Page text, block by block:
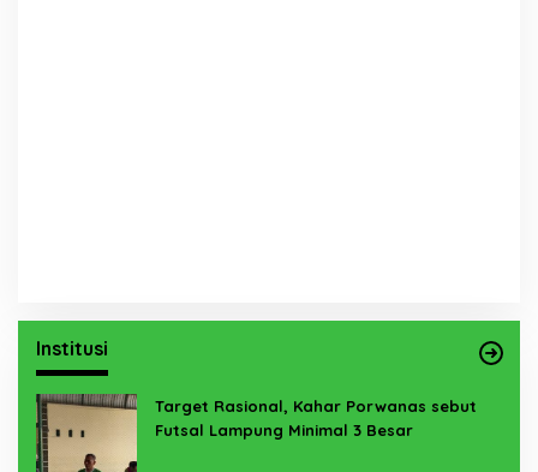
Institusi
Target Rasional, Kahar Porwanas sebut
Futsal Lampung Minimal 3 Besar